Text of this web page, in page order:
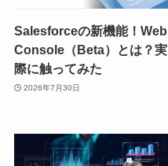
Salesforceの新機能！Web
Console（Beta）とは？実
際に触ってみた
2026年7月30日